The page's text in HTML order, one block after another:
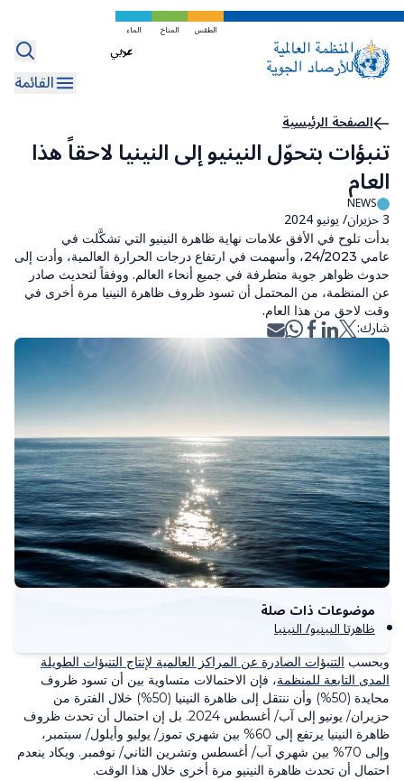
تخطي
المحتوى
الرئيسي
الطقس المناخ الماء
Select
your
القائمة
مسار
التنقل
الصفحة الرئيسية
تنبؤات بتحوّل النينيو إلى النينيا لاحقاً هذا
العام
NEWS
3 حزيران/ يونيو 2024
بدأت تلوح في الأفق علامات نهاية ظاهرة النينيو التي تشكَّلت في
عامي 24/2023، وأسهمت في ارتفاع درجات الحرارة العالمية، وأدت إلى
حدوث ظواهر جوية متطرفة في جميع أنحاء العالم. ووفقاً لتحديث صادر
عن المنظمة، من المحتمل أن تسود ظروف ظاهرة النينيا مرة أخرى في
وقت لاحق من هذا العام.
شارك:
موضوعات ذات صلة
ظاهرتا النينيو/ النينيا
وبحسب التنبؤات الصادرة عن المراكز العالمية لإنتاج التنبؤات الطويلة
المدى التابعة للمنظمة، فإن الاحتمالات متساوية بين أن تسود ظروف
محايدة (50%) وأن ننتقل إلى ظاهرة النينيا (50%) خلال الفترة من
حزيران/ يونيو إلى آب/ أغسطس 2024. بل إن احتمال أن تحدث ظروف
ظاهرة النينيا يرتفع إلى 60% بين شهري تموز/ يوليو وأيلول/ سبتمبر،
وإلى 70% بين شهري آب/ أغسطس وتشرين الثاني/ نوفمبر. ويكاد ينعدم
احتمال أن تحدث ظاهرة النينيو مرة أخرى خلال هذا الوقت.